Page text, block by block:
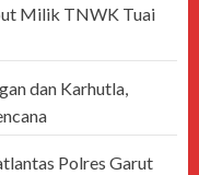
Milik TNWK Tuai
dan Karhutla,
Polres Garut